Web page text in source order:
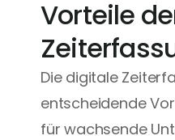
Vorteile
Die digitale
entscheidende
für wachsende